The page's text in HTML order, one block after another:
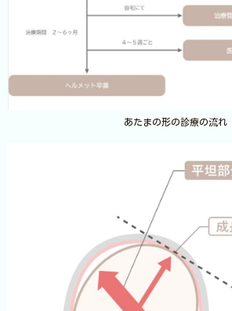
あたまの形の診療の流れ